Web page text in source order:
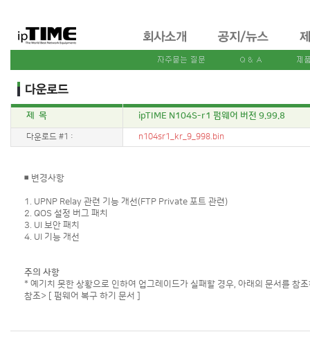
제 목 ipTIME N104S-r1 펌웨어 버전 9.99.8
다운로드 #1 : n104sr1_kr_9_998.bin
◾ 변경사항
1. UPNP Relay 관련 기능 개선(FTP Private 포트 관련)
2. QOS 설정 버그 패치
3. UI 보안 패치
4. UI 기능 개선
주의 사항
* 예기치 못한 상황으로 인하여 업그레이드가 실패할 경우, 아래의 문서를 참
참조>
[ 펌웨어 복구 하기 문서 ]